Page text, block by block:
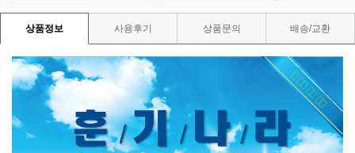
상품정보 사용후기 상품문의 배송/교환